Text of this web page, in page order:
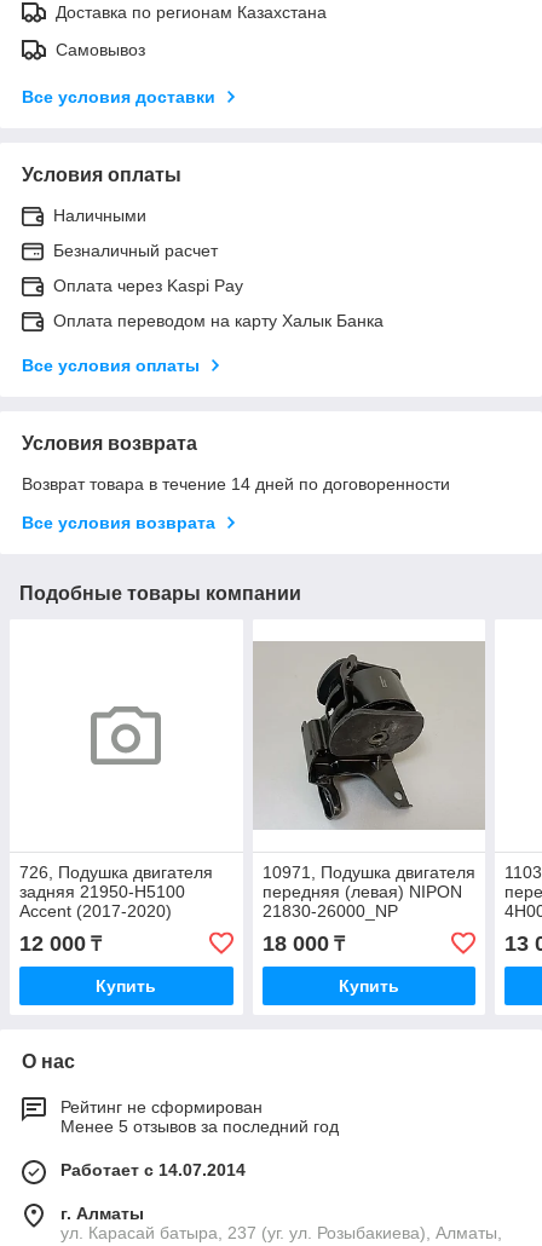
Доставка по регионам Казахстана
Самовывоз
Все условия доставки
Условия оплаты
Наличными
Безналичный расчет
Оплата через Kaspi Pay
Оплата переводом на карту Халык Банка
Все условия оплаты
Условия возврата
Возврат товара в течение 14 дней по договоренности
Все условия возврата
Подобные товары компании
726, Подушка двигателя
задняя 21950-H5100
Accent (2017-2020)
12 000 ₸
Купить
10971, Подушка двигателя
передняя (левая) NIPON
21830-26000_NP
18 000₸
Купить
13
О нас
Рейтинг не сформирован
Менее 5 отзывов за последний год
Работает с 14.07.2014
г. Алматы
ул. Карасай батыра, 237 (уг. ул. Розыбакиева), Алматы,